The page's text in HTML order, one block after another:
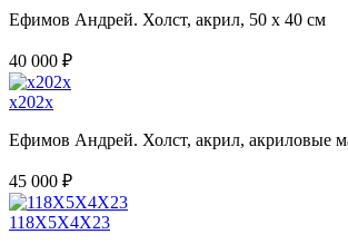
Ефимов Андрей. Холст, акрил, 50 х 40 см
40 000 ₽
х202х
Ефимов Андрей. Холст, акрил, акриловые
45 000 ₽
118Х5Х4Х23